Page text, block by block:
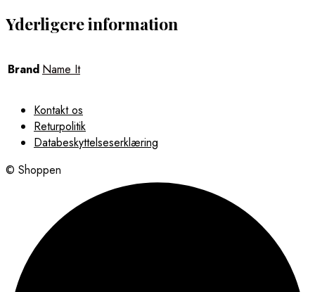
Yderligere information
Brand Name It
Kontakt os
Returpolitik
Databeskyttelseserklæring
© Shoppen